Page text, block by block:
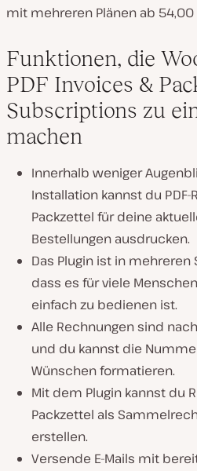
mit mehreren Plänen ab
Funktionen, die
PDF Invoices &
Subscriptions zu
machen
Innerhalb weniger
Installation kannst du
Packzettel für deine
Bestellungen ausdrucken.
Das Plugin ist in mehreren
dass es für viele
einfach zu bedienen ist.
Alle Rechnungen sind
und du kannst die
Wünschen formatieren.
Mit dem Plugin kannst du
Packzettel als
erstellen.
Versende E-Mails mit